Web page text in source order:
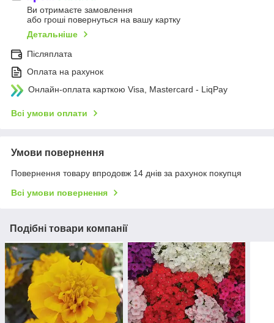
Ви отримаєте замовлення
або гроші повернуться на вашу картку
Детальніше
Післяплата
Оплата на рахунок
Онлайн-оплата карткою Visa, Mastercard - LiqPay
Всі умови оплати
Умови повернення
Повернення товару впродовж 14 днів за рахунок покупця
Всі умови повернення
Подібні товари компанії